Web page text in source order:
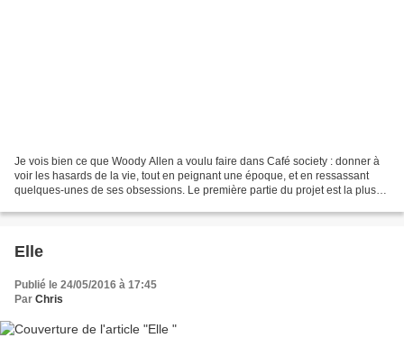
Je vois bien ce que Woody Allen a voulu faire dans Café society : donner à
voir les hasards de la vie, tout en peignant une époque, et en ressassant
quelques-unes de ses obsessions. Le première partie du projet est la plus
Elle
Publié le 24/05/2016 à 17:45
Par Chris